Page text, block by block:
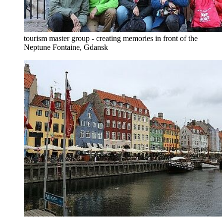
tourism master group - creating memories in front of the
Neptune Fontaine, Gdansk